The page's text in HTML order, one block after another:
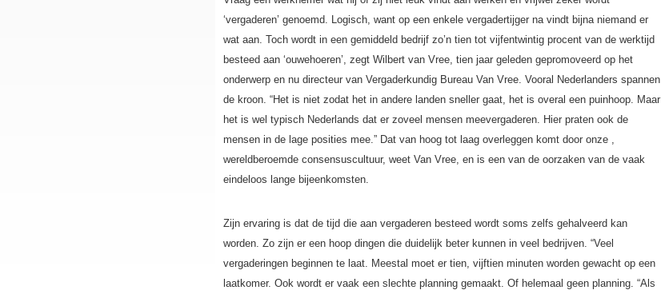
‘vergaderen’ genoemd. Logisch, want op een enkele vergadertijger na vindt bijna niemand er
wat aan. Toch wordt in een gemiddeld bedrijf zo’n tien tot vijfentwintig procent van de werktijd
besteed aan ‘ouwehoeren’, zegt Wilbert van Vree, tien jaar geleden gepromoveerd op het
onderwerp en nu directeur van Vergaderkundig Bureau Van Vree. Vooral Nederlanders spannen
de kroon. “Het is niet zodat het in andere landen sneller gaat, het is overal een puinhoop. Maar
het is wel typisch Nederlands dat er zoveel mensen meevergaderen. Hier praten ook de
mensen in de lage posities mee.” Dat van hoog tot laag overleggen komt door onze ,
wereldberoemde consensuscultuur, weet Van Vree, en is een van de oorzaken van de vaak
eindeloos lange bijeenkomsten.
Zijn ervaring is dat de tijd die aan vergaderen besteed wordt soms zelfs gehalveerd kan
worden. Zo zijn er een hoop dingen die duidelijk beter kunnen in veel bedrijven. “Veel
vergaderingen beginnen te laat. Meestal moet er tien, vijftien minuten worden gewacht op een
laatkomer. Ook wordt er vaak een slechte planning gemaakt. Of helemaal geen planning. “Als